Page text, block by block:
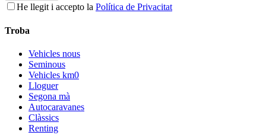
He llegit i accepto la Política de Privacitat
Troba
Vehicles nous
Seminous
Vehicles km0
Lloguer
Segona mà
Autocaravanes
Clàssics
Renting